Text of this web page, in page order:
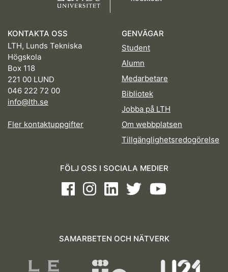
KONTAKTA OSS
LTH, Lunds Tekniska
Högskola
Box 118
221 00 LUND
046 222 72 00
info@lth.se
Fler kontaktuppgifter
GENVÄGAR
Student
Alumn
Medarbetare
Bibliotek
Jobba på LTH
Om webbplatsen
Tillgänglighetsredogörelse
FÖLJ OSS I SOCIALA MEDIER
FacebookInstagramLinkedInTwitterYoutube
SAMARBETEN OCH NÄTVERK